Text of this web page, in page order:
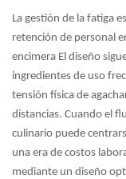
La gestión de la fatiga
retención de personal
encimera El diseño
ingredientes de uso
tensión física de
distancias. Cuando el
culinario puede
una era de costos
mediante un diseño